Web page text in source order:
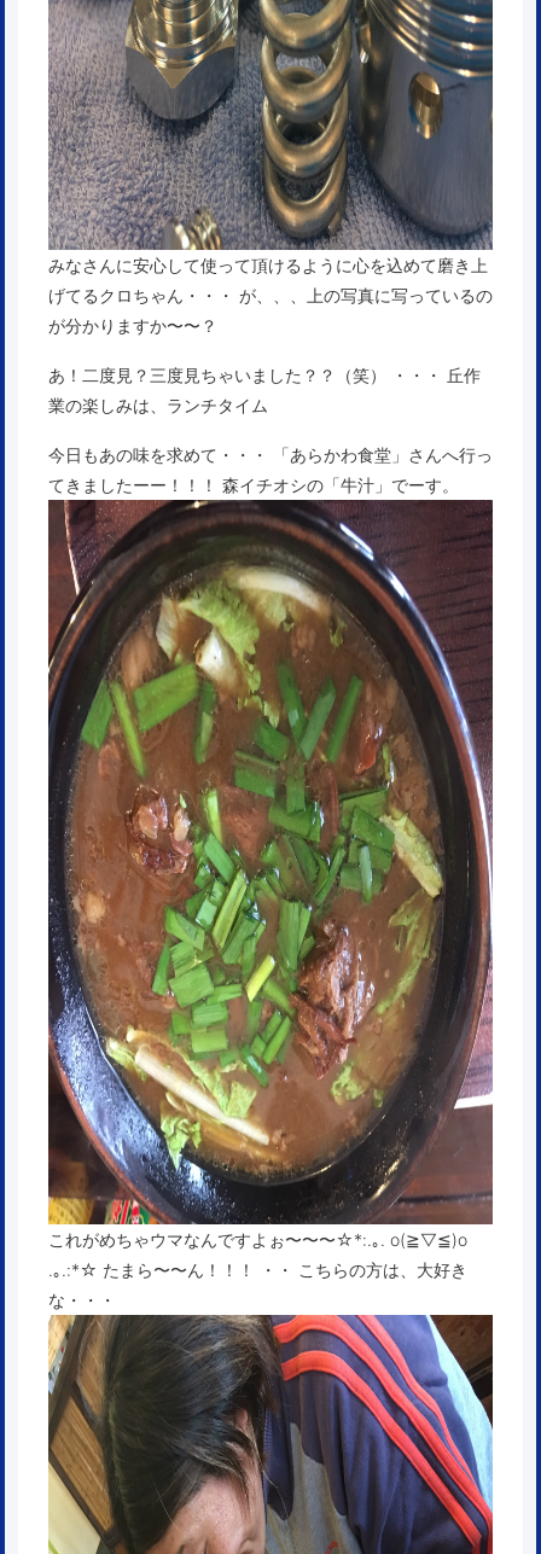
みなさんに安心して使って頂けるように心を込めて磨き上
げてるクロちゃん・・・ が、、、上の写真に写っているの
が分かりますか〜〜？
あ！二度見？三度見ちゃいました？？（笑） ・・・ 丘作
業の楽しみは、ランチタイム
今日もあの味を求めて・・・ 「あらかわ食堂」さんへ行っ
てきましたーー！！！ 森イチオシの「牛汁」でーす。
これがめちゃウマなんですよぉ〜〜〜☆*:.｡. o(≧▽≦)o
.｡.:*☆ たまら〜〜ん！！！ ・・ こちらの方は、大好き
な・・・